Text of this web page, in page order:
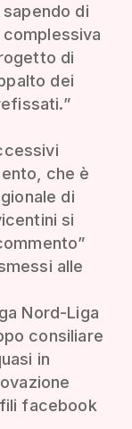
di
di
dei
che è
di
si
alle
Nord-Liga
consiliare
in
facebook